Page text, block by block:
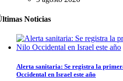
Noticias
Alerta sanitaria: Se registra la
Occidental en Israel este año